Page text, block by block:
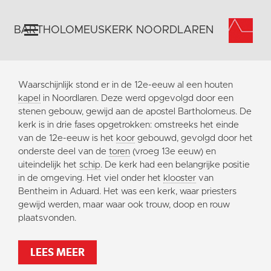
Home
Algemeen
Historie
Omgeving
Activiteiten
Steun ons
Contact
Vaktaal
BARTHOLOMEUSKERK NOORDLAREN
Waarschijnlijk stond er in de 12e-eeuw al een houten
kapel in Noordlaren. Deze werd opgevolgd door een
stenen gebouw, gewijd aan de apostel Bartholomeus. De
kerk is in drie fases opgetrokken: omstreeks het einde
van de 12e-eeuw is het koor gebouwd, gevolgd door het
onderste deel van de toren (vroeg 13e eeuw) en
uiteindelijk het schip. De kerk had een belangrijke positie
in de omgeving. Het viel onder het klooster van
Bentheim in Aduard. Het was een kerk, waar priesters
gewijd werden, maar waar ook trouw, doop en rouw
plaatsvonden.
LEES MEER